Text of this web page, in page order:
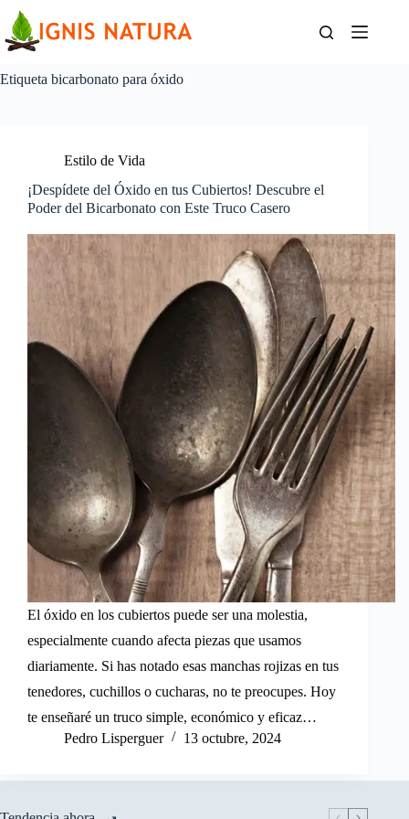
contenido
Etiqueta bicarbonato para óxido
Estilo de Vida
¡Despídete del Óxido en tus Cubiertos! Descubre el
Poder del Bicarbonato con Este Truco Casero
El óxido en los cubiertos puede ser una molestia,
especialmente cuando afecta piezas que usamos
diariamente. Si has notado esas manchas rojizas en tus
tenedores, cuchillos o cucharas, no te preocupes. Hoy
te enseñaré un truco simple, económico y eficaz…
Pedro Lisperguer
13 octubre, 2024